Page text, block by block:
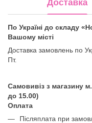
Доставка
По Україні до складу
Вашому місті
Доставка замовлень по
Пт.
Самовивіз з магазину
до 15.00)
Оплата
Післяплата при